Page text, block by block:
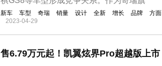
新车 车型 奇瑞 销量 设计 全新 增长 品牌 方面
2023-04-29
售6.79万元起！凯翼炫界Pro超越版上市